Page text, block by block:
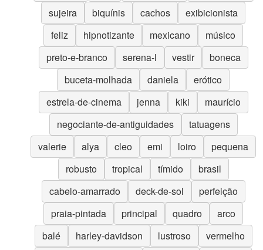
sujeira
biquínis cachos
exibicionista
feliz
hipnotizante mexicano
músico
preto-e-branco
serena-l vestir
boneca
buceta-molhada
daniela
erótico
estrela-de-cinema
jenna kiki
maurício
negociante-de-antiguidades
tatuagens
valerie
alya cleo emi loiro
pequena
robusto
tropical tímido
brasil
cabelo-amarrado
deck-de-sol
perfeição
praia-pintada
principal quadro
arco
balé
harley-davidson lustroso
vermelho